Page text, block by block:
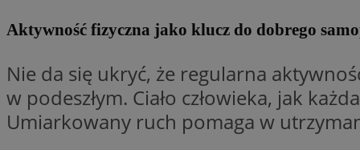
Aktywność fizyczna jako klucz do dobrego
Nie da się ukryć, że regularna
w podeszłym. Ciało człowieka, jak
Umiarkowany ruch pomaga w
FCCDCF
__eoi
__gads
MUID